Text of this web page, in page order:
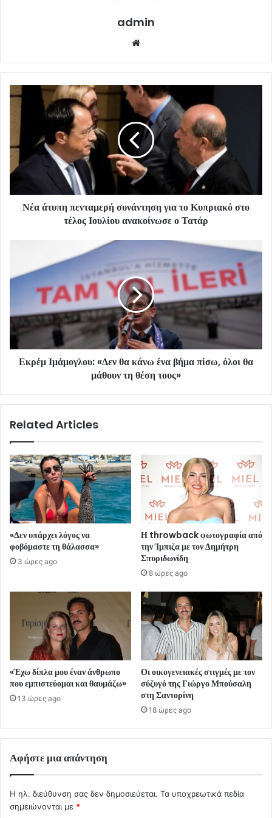
admin
Νέα άτυπη πενταμερή συνάντηση για το Κυπριακό στο
τέλος Ιουλίου ανακοίνωσε ο Τατάρ
Εκρέμ Ιμάμογλου: «Δεν θα κάνω ένα βήμα πίσω, όλοι θα
μάθουν τη θέση τους»
Related Articles
«Δεν υπάρχει λόγος να
φοβόμαστε τη θάλασσα»
3 ώρες ago
Η throwback φωτογραφία από
την Ίμπιζα με τον Δημήτρη
Σπυριδωνίδη
8 ώρες ago
«Έχω δίπλα μου έναν άνθρωπο
που εμπιστεύομαι και θαυμάζω»
13 ώρες ago
Οι οικογενειακές στιγμές με τον
σύζυγό της Γιώργο Μπούσαλη
στη Σαντορίνη
18 ώρες ago
Αφήστε μια απάντηση
Η ηλ. διεύθυνση σας δεν δημοσιεύεται. Τα υποχρεωτικά πεδία
σημειώνονται με *